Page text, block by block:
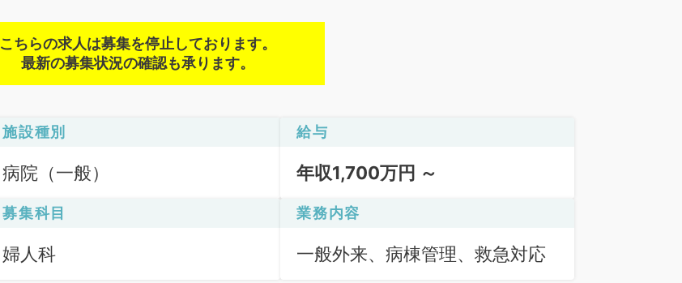
こちらの求人は募集を停止しております。
最新の募集状況の確認も承ります。
施設種別
病院（一般）
給与
年収1,700万円 ～
募集科目
婦人科
業務内容
一般外来、病棟管理、救急対応